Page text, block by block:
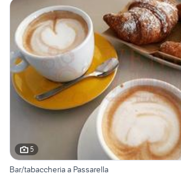
5
Bar/tabaccheria a Passarella